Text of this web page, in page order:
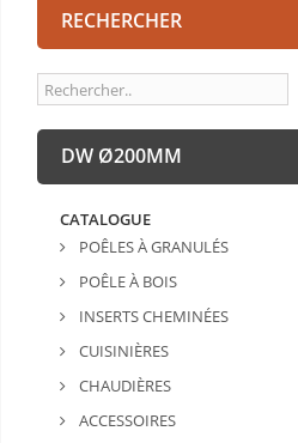
RECHERCHER
DW Ø200MM
CATALOGUE
POÊLES À GRANULÉS
POÊLE À BOIS
INSERTS CHEMINÉES
CUISINIÈRES
CHAUDIÈRES
ACCESSOIRES